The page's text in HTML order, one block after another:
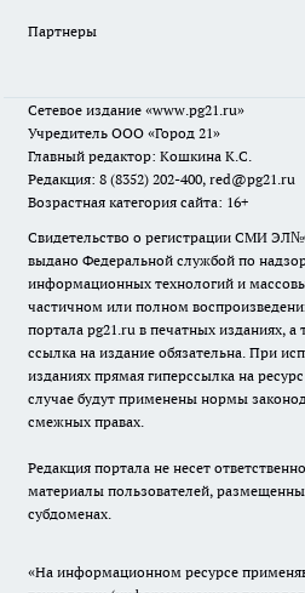
Партнеры
Сетевое издание «www.pg21.ru»
Учредитель ООО «Город 21»
Главный редактор: Кошкина К.С.
Редакция: 8 (8352) 202-400, red@pg21.ru
Возрастная категория сайта: 16+
Свидетельство о регистрации СМИ
выдано Федеральной службой по
информационных технологий и
частичном или полном
портала pg21.ru в печатных изданиях,
ссылка на издание обязательна. При
изданиях прямая гиперссылка на
случае будут применены нормы
смежных правах.
Редакция портала не несет
материалы пользователей,
субдоменах.
«На информационном ресурсе